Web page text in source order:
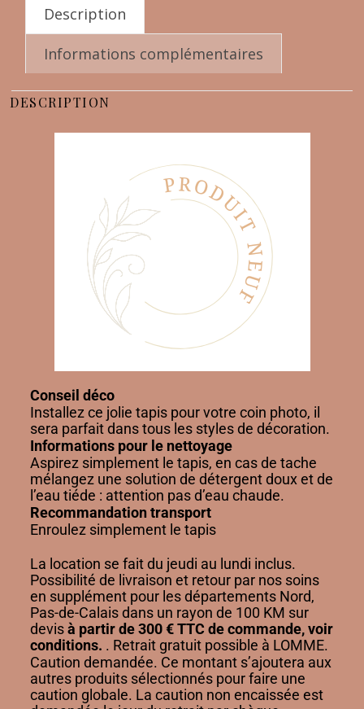
Description
Informations complémentaires
DESCRIPTION
Conseil déco
Installez ce jolie tapis pour votre coin photo, il
sera parfait dans tous les styles de décoration.
Informations pour le nettoyage
Aspirez simplement le tapis, en cas de tache
mélangez une solution de détergent doux et de
l’eau tiéde : attention pas d’eau chaude.
Recommandation transport
Enroulez simplement le tapis
La location se fait du jeudi au lundi inclus.
Possibilité de livraison et retour par nos soins
en supplément pour les départements Nord,
Pas-de-Calais dans un rayon de 100 KM sur
devisà partir de 300 € TTC de commande, voir
conditions. . Retrait gratuit possible à LOMME.
Caution demandée. Ce montant s’ajoutera aux
autres produits sélectionnés pour faire une
caution globale. La caution non encaissée est